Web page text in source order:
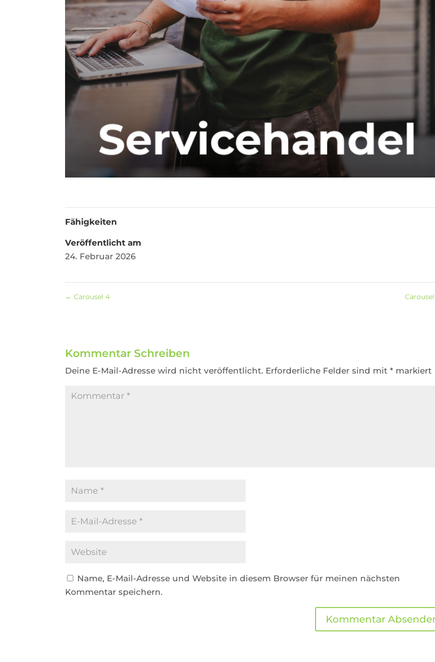
Fähigkeiten
Veröffentlicht am
24. Februar 2026
← Carousel 4
Kommentar Schreiben
Deine E-Mail-Adresse wird nicht veröffentlicht. Erforderliche Felder sind mit* markiert
Name, E-Mail-Adresse und Website in diesem Browser für meinen nächsten
Kommentar speichern.